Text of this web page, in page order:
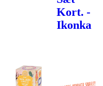
Kort. -
Ikonka